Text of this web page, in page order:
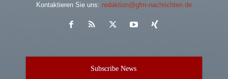
Kontaktieren Sie uns: redaktion@gfm-nachrichten.de
Subscribe News